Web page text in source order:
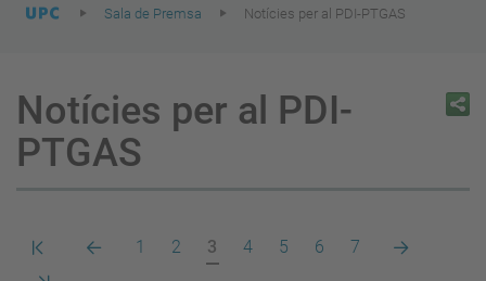
Sala de Premsa Notícies per al PDI-PTGAS
Notícies per al PDI-
PTGAS
Primera
Pàgina
Pàgina
1 Pàgina
2
Pàgina
actual
3 Pàgina
4 Pàgina
5 Pàgina
6 Pàgina
7
Pàgina